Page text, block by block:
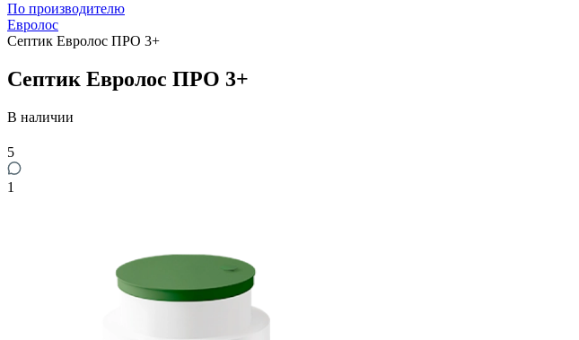
По производителю
Евролос
Септик Евролос ПРО 3+
Септик Евролос ПРО 3+
В наличии
5
1